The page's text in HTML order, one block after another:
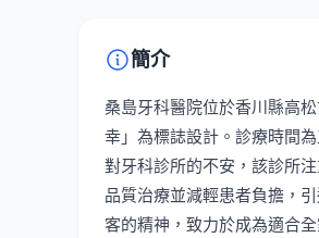
簡介
桑島牙科醫院位於香川縣高
幸」為標誌設計。診療時間
對牙科診所的不安，該診所
品質治療並減輕患者負擔，
客的精神，致力於成為適合